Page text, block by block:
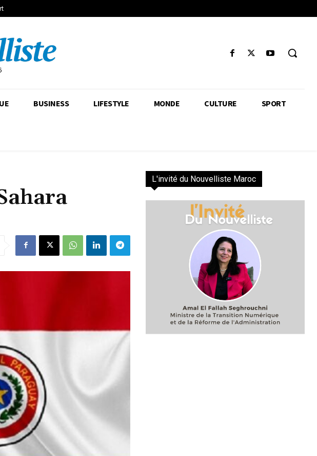
BUSINESS LIFESTYLE MONDE CULTURE SPORT
L'invité du Nouvelliste Maroc